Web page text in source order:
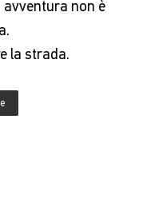
non è
la strada.